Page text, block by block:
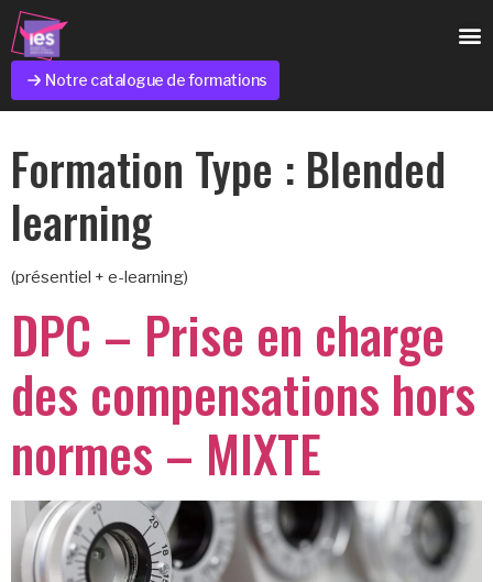
Notre catalogue de formations
Formation Type : Blended
learning
(présentiel + e-learning)
DPC – Prise en charge
des compensations hors
normes – MIXTE